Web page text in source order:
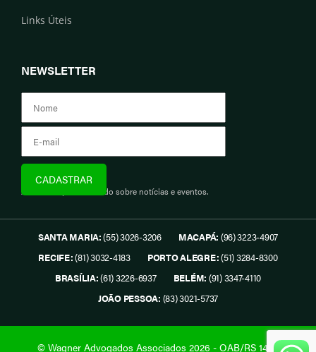
Links Úteis
NEWSLETTER
Assine e fique informado sobre notícias e eventos.
SANTA MARIA:(55) 3026-3206 MACAPÁ: (96) 3223-4907
RECIFE:(81) 3032-4183 PORTO ALEGRE:(51) 3284-8300
BRASÍLIA:(61) 3226-6937 BELÉM: (91) 3347-4110
JOÃO PESSOA: (83) 3021-5737
© Wagner Advogados Associados 2026 - OAB/RS 1419.